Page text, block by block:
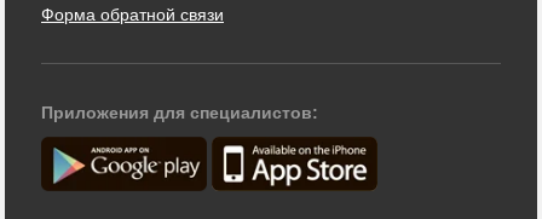
Форма обратной связи
Приложения для специалистов: